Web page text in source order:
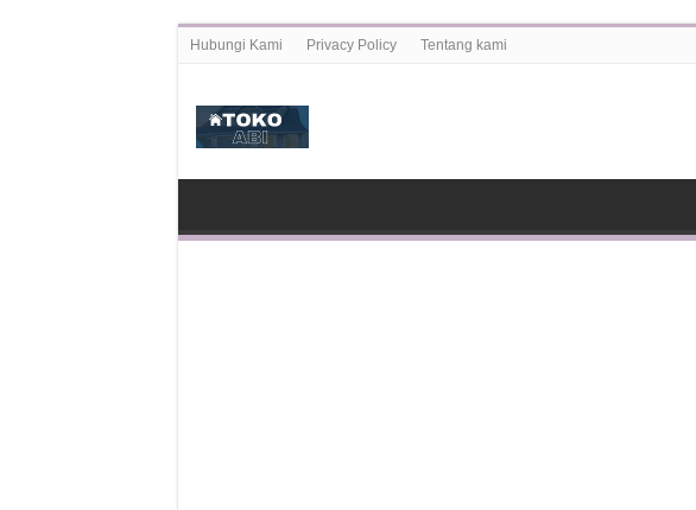
Hubungi Kami Privacy Policy Tentang kami